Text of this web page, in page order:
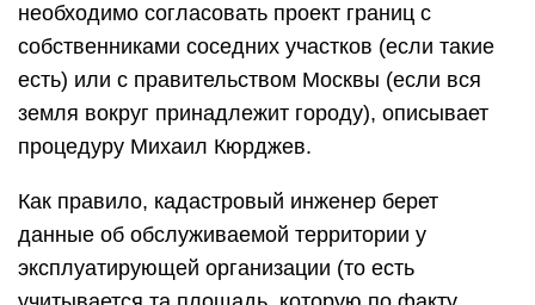
необходимо согласовать проект границ с
собственниками соседних участков (если такие
есть) или с правительством Москвы (если вся
земля вокруг принадлежит городу), описывает
процедуру Михаил Кюрджев.
Как правило, кадастровый инженер берет
данные об обслуживаемой территории у
эксплуатирующей организации (то есть